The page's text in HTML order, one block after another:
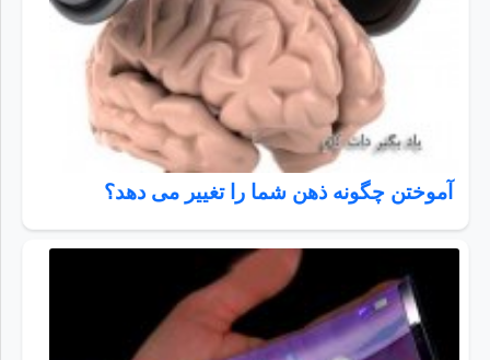
آموختن چگونه ذهن شما را تغییر می دهد؟